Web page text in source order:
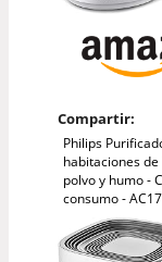
Compartir:
Philips
habitaciones de
polvo y humo -
consumo -